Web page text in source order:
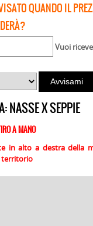
QUANDO IL
Vuoi
NASSE X SEPPIE
A MANO
in alto a destra della